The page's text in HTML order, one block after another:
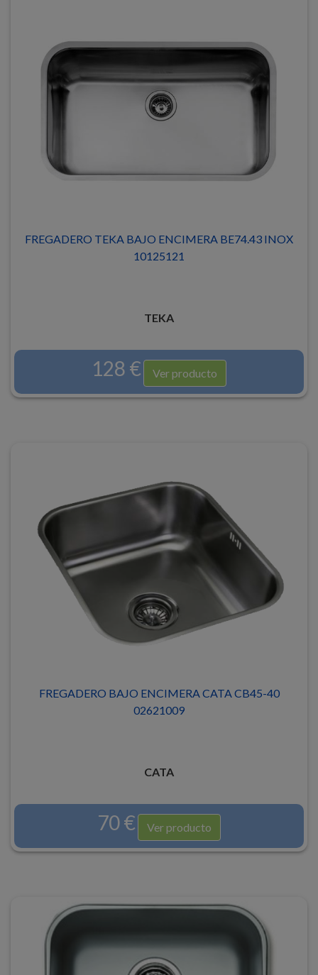
FREGADERO TEKA BAJO ENCIMERA BE74.43 INOX
10125121
TEKA
128 € Ver producto
FREGADERO BAJO ENCIMERA CATA CB45-40
02621009
CATA
70 € Ver producto